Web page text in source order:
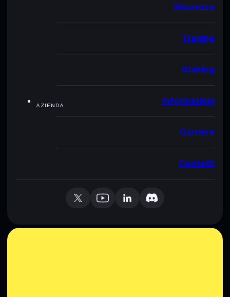
Sicurezza
Trading
Staking
AZIENDA Informazioni
Carriere
Contatti